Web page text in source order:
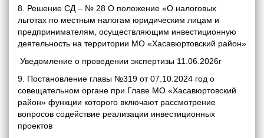
8. Решение СД – № 28 О положение «О налоговых
льготах по местным налогам юридическим лицам и
предпринимателям, осуществляющим инвестиционную
деятельность на территории МО «Хасавюртовский район»
Уведомление о проведении экспертизы 11.06.2026г
9. Постановление главы №319 от 07.10.2024 год о
совещательном органе при Главе МО «Хасавюртовский
район» функции которого включают рассмотрение
вопросов содействие реализации инвестиционных
проектов